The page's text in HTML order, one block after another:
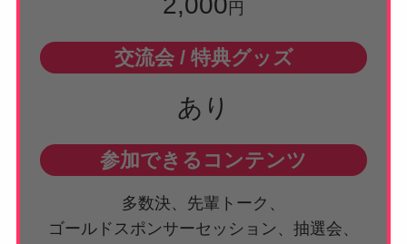
円
交流会 / 特典グッズ
あり
参加できるコンテンツ
多数決、先輩トーク、
ゴールドスポンサーセッション、抽選会、